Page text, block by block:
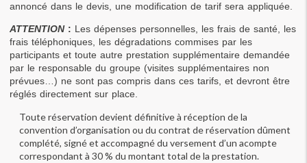
annoncé dans le devis, une modification de tarif sera appliquée.
ATTENTION : Les dépenses personnelles, les frais de santé, les
frais téléphoniques, les dégradations commises par les
participants et toute autre prestation supplémentaire demandée
par le responsable du groupe (visites supplémentaires non
prévues…) ne sont pas compris dans ces tarifs, et devront être
réglés directement sur place.
Toute réservation devient définitive à réception de la
convention d’organisation ou du contrat de réservation dûment
complété, signé et accompagné du versement d’un acompte
correspondant à 30 % du montant total de la prestation.